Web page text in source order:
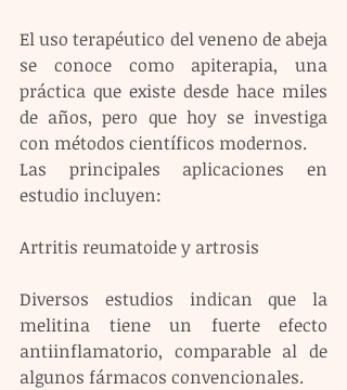
El uso terapéutico del veneno de abeja
se conoce como apiterapia, una
práctica que existe desde hace miles
de años, pero que hoy se investiga
con métodos científicos modernos.
Las principales aplicaciones en
estudio incluyen:
Artritis reumatoide y artrosis
Diversos estudios indican que la
melitina tiene un fuerte efecto
antiinflamatorio, comparable al de
algunos fármacos convencionales.